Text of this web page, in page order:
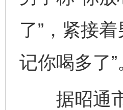
了”，紧接
记你喝多了”
据昭通市